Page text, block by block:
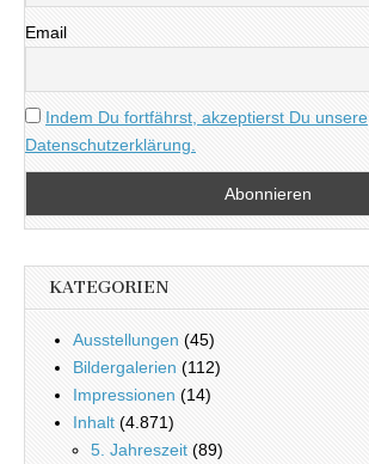
Email
Indem Du fortfährst, akzeptierst Du unsere
Datenschutzerklärung.
KATEGORIEN
Ausstellungen (45)
Bildergalerien (112)
Impressionen (14)
Inhalt (4.871)
5. Jahreszeit (89)